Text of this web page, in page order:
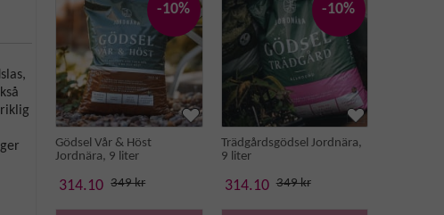
-10%
Gödsel Vår & Höst
Jordnära, 9 liter
314.10 349 kr
-10%
Trädgårdsgödsel Jordnära,
9 liter
314.10 349 kr